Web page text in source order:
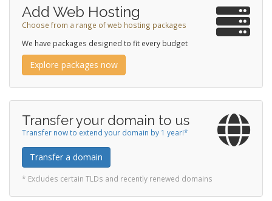
Add Web Hosting
Choose from a range of web hosting packages
We have packages designed to fit every budget
Explore packages now
Transfer your domain to us
Transfer now to extend your domain by 1 year!*
Transfer a domain
* Excludes certain TLDs and recently renewed domains